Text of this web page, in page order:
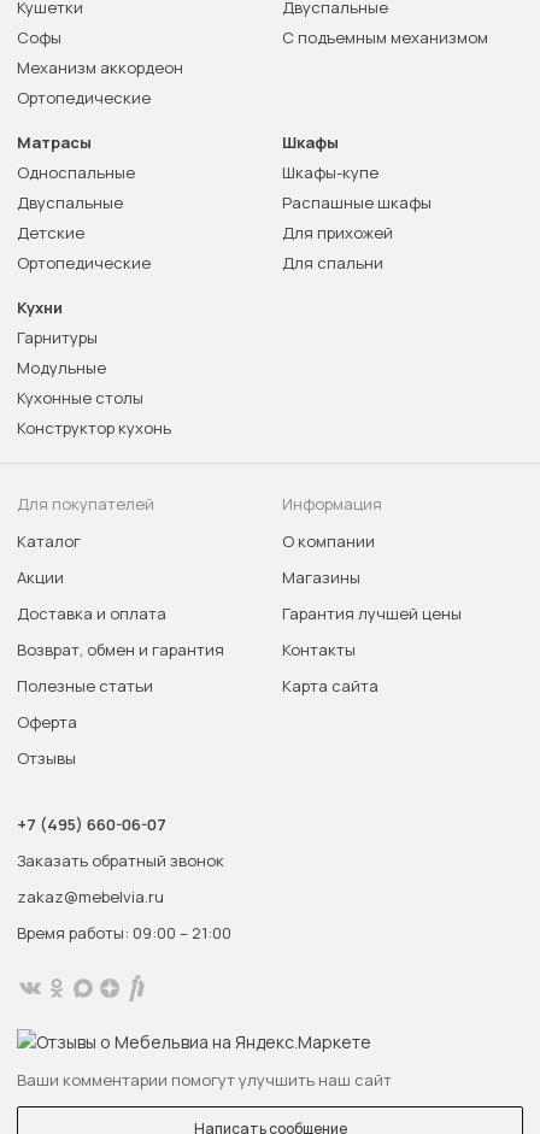
Кушетки
Софы
Механизм аккордеон
Ортопедические
Двуспальные
С подъемным механизмом
Матрасы
Односпальные
Двуспальные
Детские
Ортопедические
Шкафы
Шкафы-купе
Распашные шкафы
Для прихожей
Для спальни
Кухни
Гарнитуры
Модульные
Кухонные столы
Конструктор кухонь
Для покупателей
Каталог
Акции
Доставка и оплата
Возврат, обмен и гарантия
Полезные статьи
Оферта
Отзывы
Информация
О компании
Магазины
Гарантия лучшей цены
Контакты
Карта сайта
+7 (495) 660-06-07
Заказать обратный звонок
zakaz@mebelvia.ru
Время работы: 09:00 – 21:00
Ваши комментарии помогут улучшить наш сайт
Написать сообщение